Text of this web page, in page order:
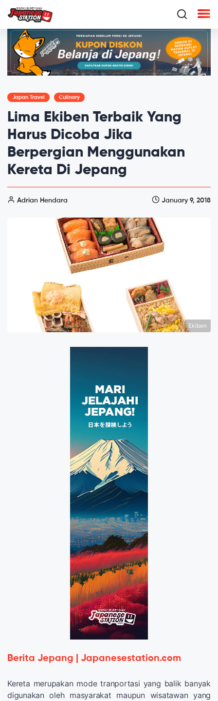
Japan Travel Culinary
Lima Ekiben Terbaik Yang
Harus Dicoba Jika
Berpergian Menggunakan
Kereta Di Jepang
Adrian Hendara January 9, 2018
Ekiben
Berita Jepang | Japanesestation.com
Kereta merupakan mode tranportasi yang balik banyak
digunakan oleh masyarakat maupun wisatawan yang